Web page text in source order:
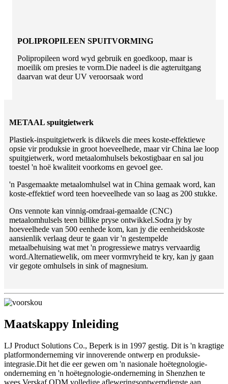
POLIPROPILEEN SPUITVORMING
Polipropileen word wyd gebruik en goedkoop, maar is
moeilik om presies te vorm.Die nadeel is die agteruitgang
daarvan wat deur UV veroorsaak word
METAAL spuitgietwerk
Plastiek-inspuitgietwerk is dikwels die mees koste-effektiewe
opsie vir produksie in groot hoeveelhede, maar vir China lae loop
spuitgietwerk, word metaalomhulsels bekostigbaar en sal jou
toestel 'n hoë kwaliteit voorkoms en gevoel gee.
'n Pasgemaakte metaalomhulsel wat in China gemaak word, kan
koste-effektief word teen hoeveelhede van so laag as 200 stukke.
Ons vennote kan vinnig-omdraai-gemaalde (CNC)
metaalomhulsels teen billike pryse ontwikkel.Sodra jy by
hoeveelhede van 500 eenhede kom, kan jy die eenheidskoste
aansienlik verlaag deur te gaan vir 'n gestempelde
metaalbehuising wat met 'n progressiewe matrys vervaardig
word.Alternatiewelik, om meer vormvryheid te kry, kan jy gaan
vir gegote omhulsels in sink of magnesium.
Maatskappy Inleiding
LJ Product Solutions Co., Beperk is in 1997 gestig. Dit is 'n kragtige
platformonderneming vir innoverende ontwerp en produksie-
integrasie.Dit het die eer gewen om 'n nasionale hoëtegnologie-
onderneming en 'n hoëtegnologie-onderneming in Shenzhen te
wees.Verskaf ODM volledige afleweringsontwerpdienste aan